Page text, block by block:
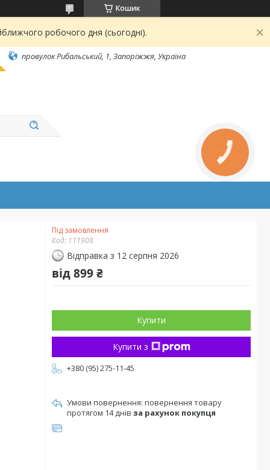
Кошик
робочого дня (сьогодні).
провулок Рибальський, 1, Запоріжжя, Україна
Під замовлення
Код: 111908
Відправка з 12 серпня 2026
від899 ₴
Купити
Купити з
+380 (95) 275-11-45
повернення товару
протягом 14 днів за рахунок покупця
КНОПКА
ЗВ'ЯЗКУ